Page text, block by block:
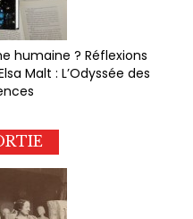
humaine ? Réflexions
Malt : L’Odyssée des